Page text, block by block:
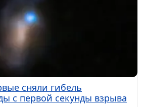
сняли гибель
с первой секунды взрыва